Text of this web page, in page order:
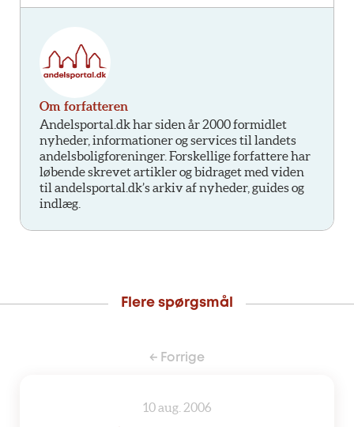
Om forfatteren
Andelsportal.dk har siden år 2000 formidlet
nyheder, informationer og services til landets
andelsboligforeninger. Forskellige forfattere har
løbende skrevet artikler og bidraget med viden
til andelsportal.dk’s arkiv af nyheder, guides og
indlæg.
Flere spørgsmål
← Forrige
10 aug. 2006